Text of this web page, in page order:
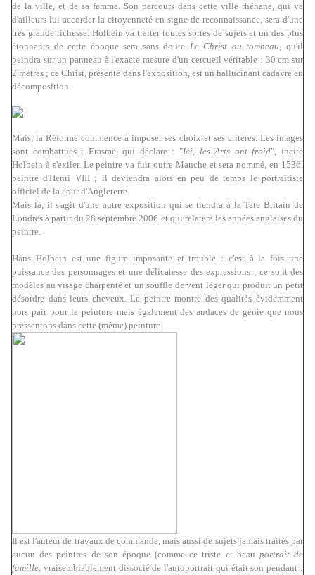
de la ville, et de sa femme. Son parcours dans cette ville rhénane, qui va
d'ailleurs lui accorder la citoyenneté en signe de reconnaissance, sera d'une
très grande richesse. Holbein va traiter toutes sortes de sujets et un des plus
étonnants de cette époque sera sans doute Le Christ au tombeau, qu'il
peindra sur un panneau à l'exacte mesure d'un cercueil véritable : 30 cm sur
2 mètres ; ce Christ, présenté dans l'exposition, est un hallucinant cadavre en
décomposition.
Mais, la Réforme commence à imposer ses choix et ses critères. Les images
sont combattues ; Erasme, qui déclare : "Ici, les Arts ont froid", incite
Holbein à s'exiler. Le peintre va fuir outre Manche et sera nommé, en 1536,
peintre d'Henri VIII ; il deviendra alors en peu de temps le portraitiste
officiel de la cour d'Angleterre.
Mais là, il s'agit d'une autre exposition qui se tiendra à la Tate Britain de
Londres à partir du 28 septembre 2006 et qui relatera les années anglaises du
peintre.
Hans Holbein est une figure imposante et trouble : c'est à la fois une
puissance des personnages et une délicatesse des expressions ; ce sont des
modèles au visage charpenté et un souffle de vent léger qui produit un petit
désordre dans leurs cheveux. Le peintre montre des qualités évidemment
hors pair pour la peinture mais également des audaces de génie que nous
pressentons dans cette (même) peinture.
Il est l'auteur de travaux de commande, mais aussi de sujets jamais traités par
aucun des peintres de son époque (comme ce triste et beau portrait de
famille, vraisemblablement dissocié de l'autoportrait qui était son pendant ;